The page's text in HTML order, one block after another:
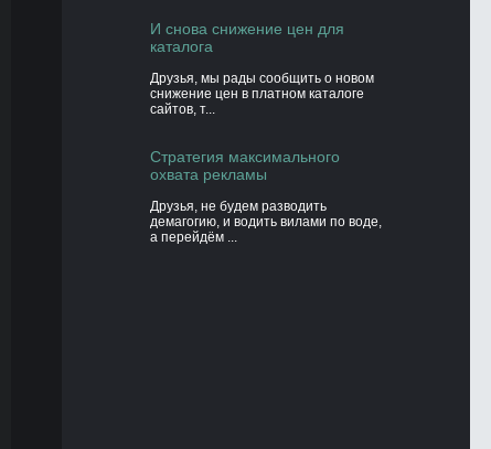
И снова снижение цен для
каталога
Друзья, мы рады сообщить о новом
снижение цен в платном каталоге
сайтов, т...
Стратегия максимального
охвата рекламы
Друзья, не будем разводить
демагогию, и водить вилами по воде,
а перейдём ...